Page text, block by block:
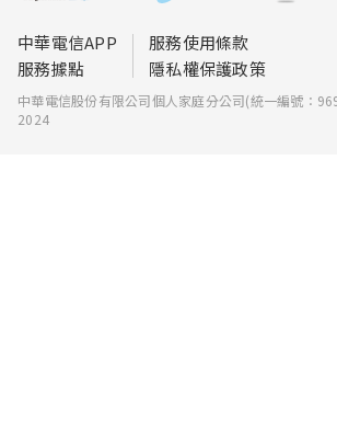
中華電信APP
服務據點
服務使用條款
隱私權保護政策
中華電信股份有限公司個人家庭分公司(統一編號：
2024